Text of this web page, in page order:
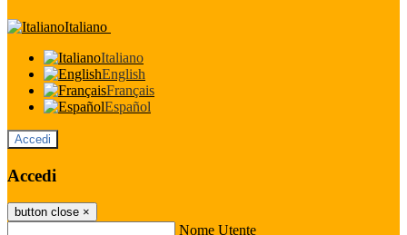
Italiano
Italiano
English
Français
Español
Accedi
Accedi
button close ×
Nome Utente